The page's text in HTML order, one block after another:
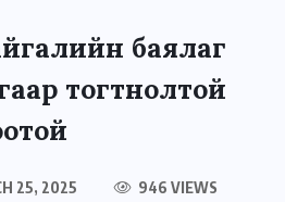
баялаг
тогтнолтой
25, 2025 946 VIEWS